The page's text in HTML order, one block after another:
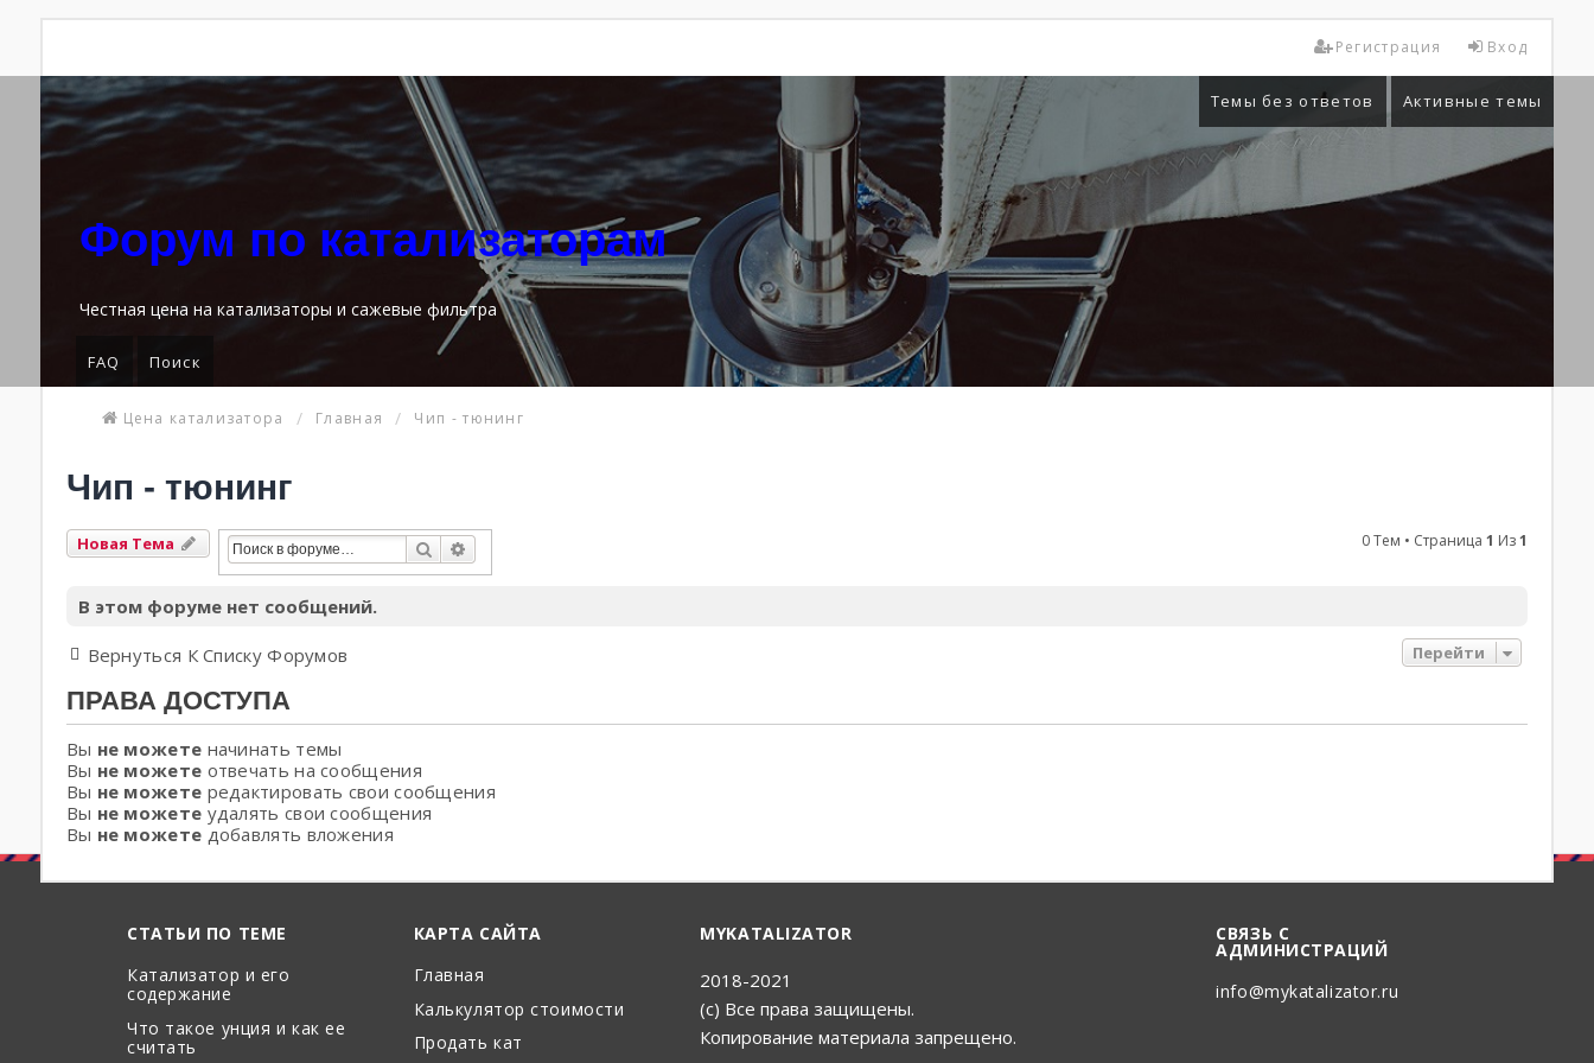
Вход
Регистрация
Темы без ответов Активные темы
Форум по катализаторам
Честная цена на катализаторы и сажевые фильтра
FAQ Поиск
Цена катализатора Главная Чип - тюнинг
Чип - тюнинг
Новая Тема Поиск 0 Тем • Страница1 Из1
В этом форуме нет сообщений.
Вернуться К Списку Форумов Перейти
ПРАВА ДОСТУПА
Вы не можете начинать темы
Вы не можете отвечать на сообщения
Вы не можете редактировать свои сообщения
Вы не можете удалять свои сообщения
Вы не можете добавлять вложения
СТАТЬИ ПО ТЕМЕ
Катализатор и его
содержание
Что такое унция и как ее
считать
КАРТА САЙТА
Главная
Калькулятор стоимости
Продать кат
MYKATALIZATOR
2018-2021
(с) Все права защищены.
Копирование материала запрещено.
СВЯЗЬ С
АДМИНИСТРАЦИЙ
info@mykatalizator.ru